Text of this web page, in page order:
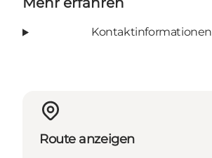
Kontaktinformationen
Route anzeigen